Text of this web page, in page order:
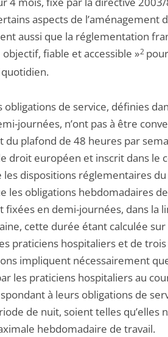
aspects de l’aménagement
aussi que la réglementation
fiable et accessible »2pour
obligations de service, définies
journées, n’ont pas à être
plafond de 48 heures par
droit européen et inscrit dans le
les dispositions réglementaires
les obligations hebdomadaires
fixées en demi-journées, dans la
cette durée étant calculée sur
praticiens hospitaliers et de
impliquent nécessairement
les praticiens hospitaliers au
à leurs obligations de
de nuit, soient telles qu’elles
hebdomadaire de travail.